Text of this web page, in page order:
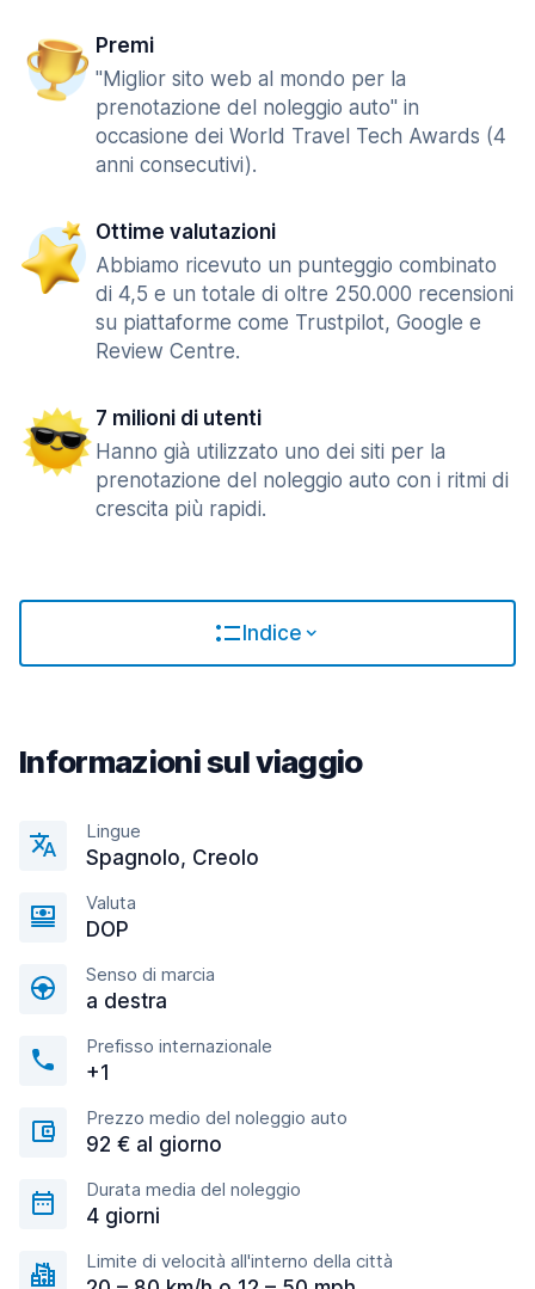
Premi
"Miglior sito web al mondo per la
prenotazione del noleggio auto" in
occasione dei World Travel Tech Awards (4
anni consecutivi).
Ottime valutazioni
Abbiamo ricevuto un punteggio combinato
di 4,5 e un totale di oltre 250.000 recensioni
su piattaforme come Trustpilot, Google e
Review Centre.
7 milioni di utenti
Hanno già utilizzato uno dei siti per la
prenotazione del noleggio auto con i ritmi di
crescita più rapidi.
Indice
Informazioni sul viaggio
Lingue
Spagnolo, Creolo
Valuta
DOP
Senso di marcia
a destra
Prefisso internazionale
+1
Prezzo medio del noleggio auto
92 € al giorno
Durata media del noleggio
4 giorni
Limite di velocità all'interno della città